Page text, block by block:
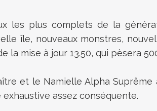
les plus complets de la
île, nouveaux monstres,
mise à jour 13.50, qui pèsera
et le Namielle Alpha
assez conséquente.